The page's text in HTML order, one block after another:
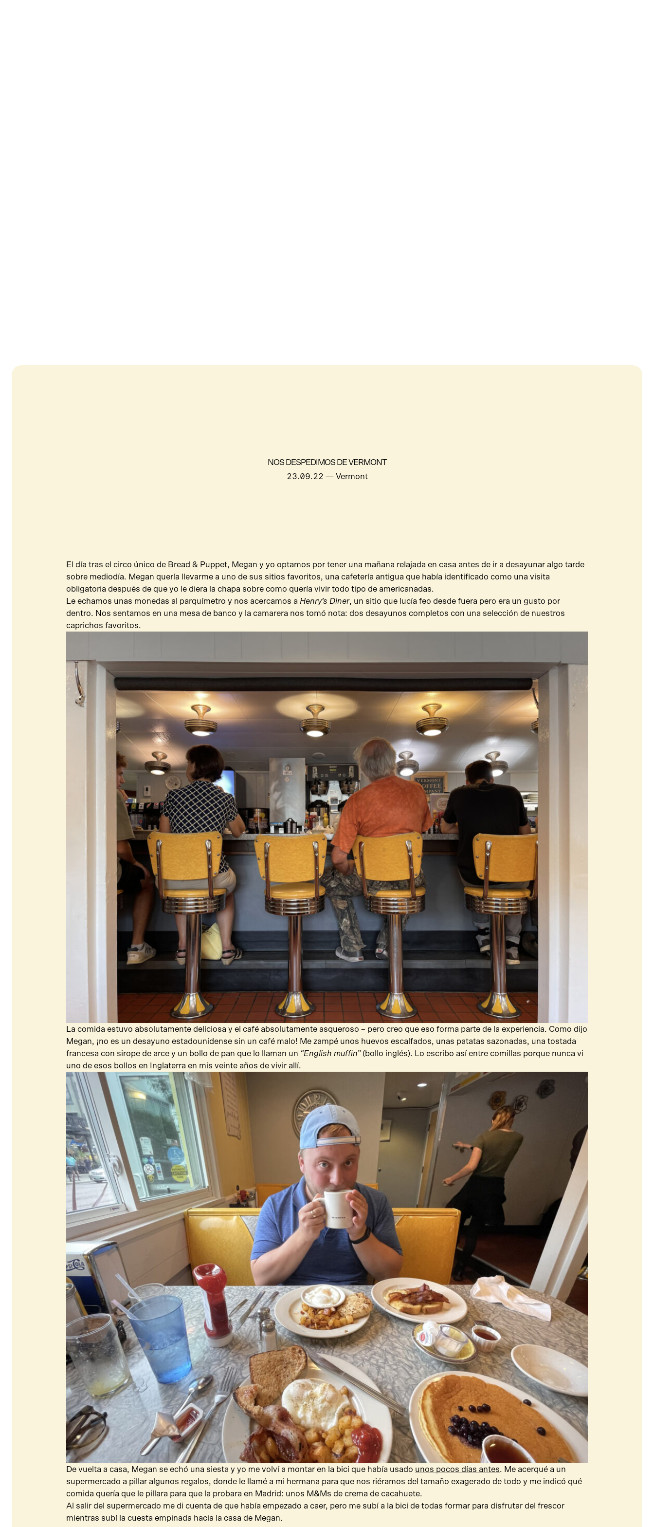
NOS DESPEDIMOS DE VERMONT
23.09.22 — Vermont
El día tras el circo único de Bread & Puppet, Megan y yo optamos por tener una mañana relajada en casa antes de ir a desayunar algo tarde
sobre mediodía. Megan quería llevarme a uno de sus sitios favoritos, una cafetería antigua que había identificado como una visita
obligatoria después de que yo le diera la chapa sobre como quería vivir todo tipo de americanadas.
Le echamos unas monedas al parquímetro y nos acercamos a Henry’s Diner, un sitio que lucía feo desde fuera pero era un gusto por
dentro. Nos sentamos en una mesa de banco y la camarera nos tomó nota: dos desayunos completos con una selección de nuestros
caprichos favoritos.
La comida estuvo absolutamente deliciosa y el café absolutamente asqueroso – pero creo que eso forma parte de la experiencia. Como dijo
Megan, ¡no es un desayuno estadounidense sin un café malo! Me zampé unos huevos escalfados, unas patatas sazonadas, una tostada
francesa con sirope de arce y un bollo de pan que lo llaman un “English muffin”(bollo inglés). Lo escribo así entre comillas porque nunca vi
uno de esos bollos en Inglaterra en mis veinte años de vivir allí.
De vuelta a casa, Megan se echó una siesta y yo me volví a montar en la bici que había usado unos pocos días antes. Me acerqué a un
supermercado a pillar algunos regalos, donde le llamé a mi hermana para que nos riéramos del tamaño exagerado de todo y me indicó qué
comida quería que le pillara para que la probara en Madrid: unos M&Ms de crema de cacahuete.
Al salir del supermercado me di cuenta de que había empezado a caer, pero me subí a la bici de todas formar para disfrutar del frescor
mientras subí la cuesta empinada hacia la casa de Megan.